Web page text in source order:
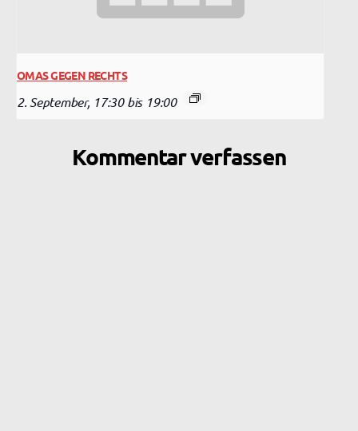
OMAS GEGEN RECHTS
2. September, 17:30 bis 19:00
Kommentar verfassen